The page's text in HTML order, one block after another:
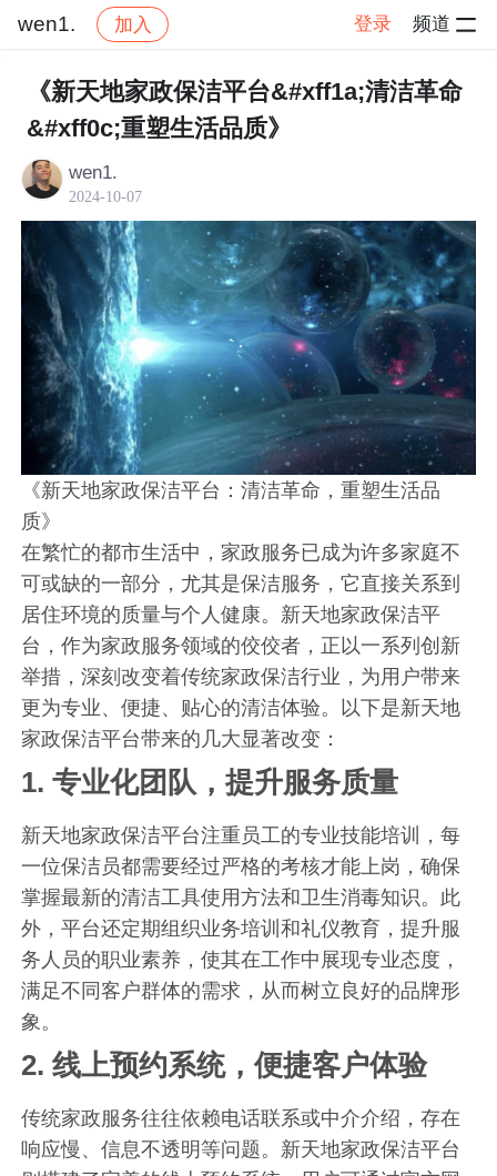
wen1. 加入 登录 频道
社区 wen1. 交流讨论 帖子详情
《新天地家政保洁平台&#xff1a;清洁革命
&#xff0c;重塑生活品质》
wen1.
2024-10-07
《新天地家政保洁平台：清洁革命，重塑生活品
质》
在繁忙的都市生活中，家政服务已成为许多家庭不
可或缺的一部分，尤其是保洁服务，它直接关系到
居住环境的质量与个人健康。新天地家政保洁平
台，作为家政服务领域的佼佼者，正以一系列创新
举措，深刻改变着传统家政保洁行业，为用户带来
更为专业、便捷、贴心的清洁体验。以下是新天地
家政保洁平台带来的几大显著改变：
1.专业化团队，提升服务质量
新天地家政保洁平台注重员工的专业技能培训，每
一位保洁员都需要经过严格的考核才能上岗，确保
掌握最新的清洁工具使用方法和卫生消毒知识。此
外，平台还定期组织业务培训和礼仪教育，提升服
务人员的职业素养，使其在工作中展现专业态度，
满足不同客户群体的需求，从而树立良好的品牌形
象。
2.线上预约系统，便捷客户体验
传统家政服务往往依赖电话联系或中介介绍，存在
响应慢、信息不透明等问题。新天地家政保洁平台